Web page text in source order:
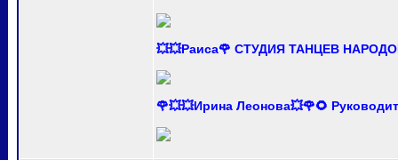
💥💥Раиса🌹 СТУДИЯ ТАНЦЕВ
🌹💥💥Ирина Леонова💥🌹🌻